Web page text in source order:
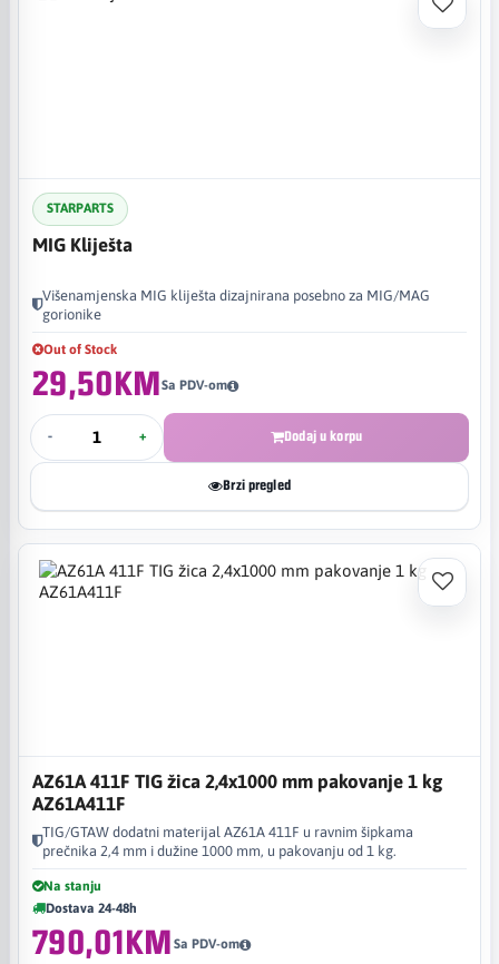
STARPARTS
MIG Kliješta
Višenamjenska MIG kliješta dizajnirana posebno za MIG/MAG
gorionike
Out of Stock
29,50KMSa PDV-om
- + Dodaj u korpu
Brzi pregled
AZ61A 411F TIG žica 2,4x1000 mm pakovanje 1 kg
AZ61A411F
TIG/GTAW dodatni materijal AZ61A 411F u ravnim šipkama
prečnika 2,4 mm i dužine 1000 mm, u pakovanju od 1 kg.
Na stanju
Dostava 24-48h
790,01KM Sa PDV-om